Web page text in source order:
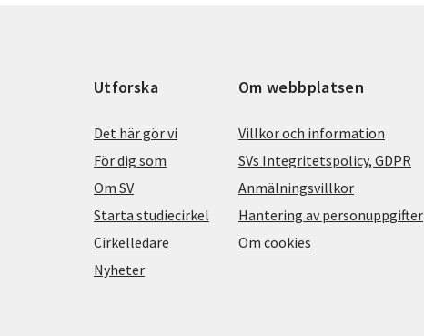
Utforska
Det här gör vi
För dig som
Om SV
Starta studiecirkel
Cirkelledare
Nyheter
Om webbplatsen
Villkor och information
SVs Integritetspolicy, GDPR
Anmälningsvillkor
Hantering av personuppgifter
Om cookies